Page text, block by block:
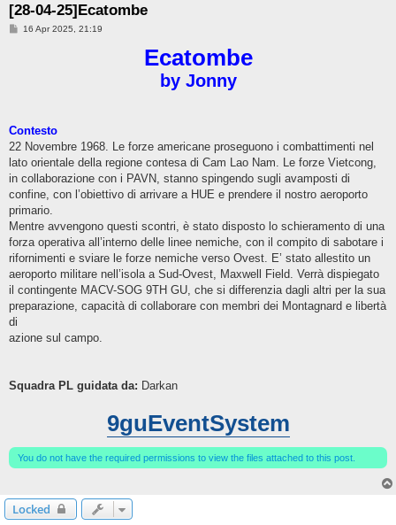
[28-04-25]Ecatombe
P16 Apr 2025, 21:19
Ecatombe
by Jonny
Contesto
22 Novembre 1968. Le forze americane proseguono i combattimenti nel
lato orientale della regione contesa di Cam Lao Nam. Le forze Vietcong,
in collaborazione con i PAVN, stanno spingendo sugli avamposti di
confine, con l’obiettivo di arrivare a HUE e prendere il nostro aeroporto
primario.
Mentre avvengono questi scontri, è stato disposto lo schieramento di una
forza operativa all’interno delle linee nemiche, con il compito di sabotare i
rifornimenti e sviare le forze nemiche verso Ovest. E’ stato allestito un
aeroporto militare nell’isola a Sud-Ovest, Maxwell Field. Verrà dispiegato
il contingente MACV-SOG 9TH GU, che si differenzia dagli altri per la sua
preparazione, capacità di collaborare con membri dei Montagnard e libertà
di
azione sul campo.
Squadra PL guidata da: Darkan
9guEventSystem
You do not have the required permissions to view the files attached to this post.
Locked